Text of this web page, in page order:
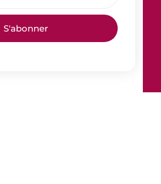
S'abonner